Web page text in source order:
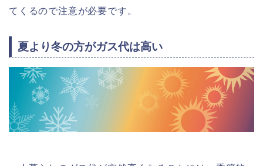
てくるので注意が必要です。
夏より冬の方がガス代は高い